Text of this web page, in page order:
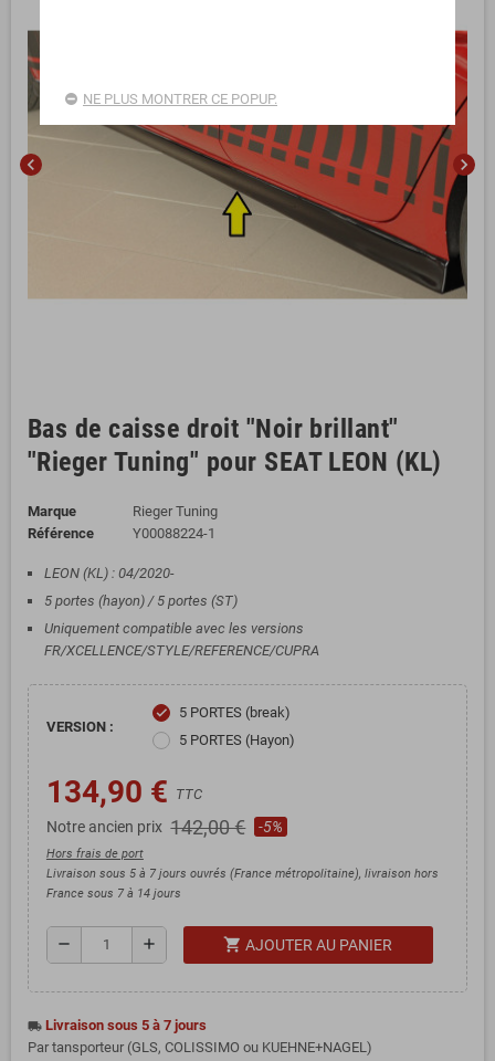
chevron_left chevron_right
Bas de caisse droit "Noir brillant"
"Rieger Tuning" pour SEAT LEON (KL)
Marque
Rieger Tuning
Référence
Y00088224-1
LEON (KL) : 04/2020-
5 portes (hayon) / 5 portes (ST)
Uniquement compatible avec les versions
FR/XCELLENCE/STYLE/REFERENCE/CUPRA
VERSION :
check
5 PORTES (break)
5 PORTES (Hayon)
134,90 € TTC
Notre ancien prix 142,00 € -5%
Hors frais de port
Livraison sous 5 à 7 jours ouvrés (France métropolitaine), livraison hors
France sous 7 à 14 jours
remove add shopping_cart AJOUTER AU PANIER
local_shipping Livraison sous 5 à 7 jours
Par tansporteur (GLS, COLISSIMO ou KUEHNE+NAGEL)
NE PLUS MONTRER CE POPUP.